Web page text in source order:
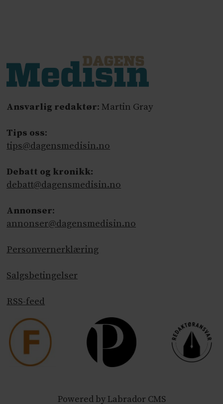
Ansvarlig redaktør: Martin Gray
Tips oss:
tips@dagensmedisin.no
Debatt og kronikk:
debatt@dagensmedisin.no
Annonser:
annonser@dagensmedisin.no
Personvernerklæring
Salgsbetingelser
RSS-feed
Powered by Labrador CMS